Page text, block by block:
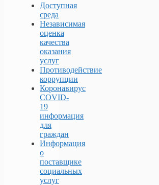
Доступная
среда
Независимая
оценка
качества
оказания
услуг
Противодействие
коррупции
Коронавирус
COVID-
19
информация
для
граждан
Информация
о
поставщике
социальных
услуг